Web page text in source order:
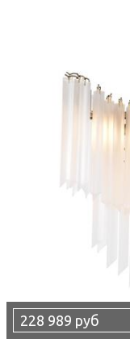
228 989 руб